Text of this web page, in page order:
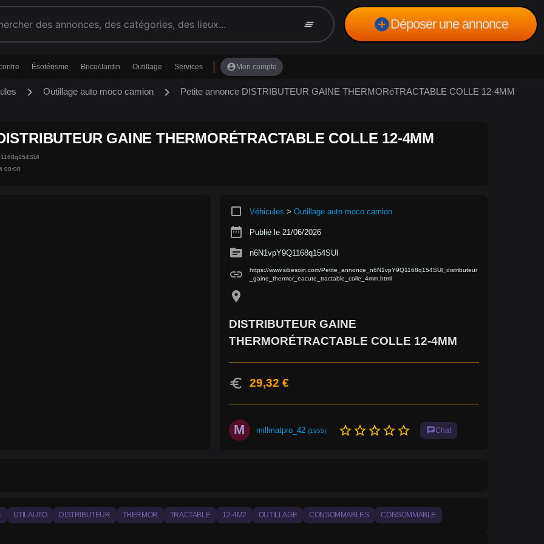
clear_all add_circleDéposer une annonce
Ésotérisme Brico/Jardin Outillage Services account_circle Mon compte
chevron_right Outillage auto moco camion chevron_right Petite annonce DISTRIBUTEUR GAINE THERMORéTRACTABLE COLLE 12-4MM
GAINE THERMORÉTRACTABLE COLLE 12-4MM
00:00
crop_square Véhicules > Outillage auto moco camion
date_range Publié le 21/06/2026
source n6N1vpY9Q1168q154SUl
link
https://www.sibesoin.com/Petite_annonce_n6N1vpY9Q1168q154SUl_distributeur
_gaine_thermor_eacute_tractable_colle_4mm.html
location_on
DISTRIBUTEUR GAINE
THERMORÉTRACTABLE COLLE 12-4MM
euro 29,32 €
M millmatpro_42 (1955) star_borderstar_borderstar_borderstar_borderstar_border chatChat
UTILAUTO DISTRIBUTEUR THERMOR TRACTABLE 12-4M2 OUTILLAGE CONSOMMABLES CONSOMMABLE